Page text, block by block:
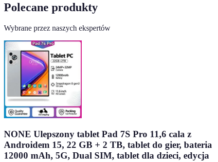
Polecane produkty
Wybrane przez naszych ekspertów
NONE Ulepszony tablet Pad 7S Pro 11,6 cala z
Androidem 15, 22 GB + 2 TB, tablet do gier, bateria
12000 mAh, 5G, Dual SIM, tablet dla dzieci, edycja